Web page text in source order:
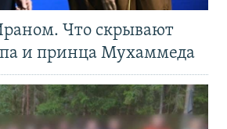
Что скрывают
и принца Мухаммеда